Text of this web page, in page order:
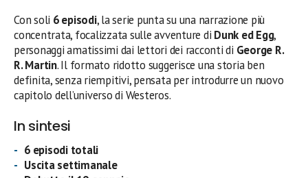
Con soli 6 episodi, la serie punta su una narrazione più
concentrata, focalizzata sulle avventure di Dunk ed Egg,
personaggi amatissimi dai lettori dei racconti di George R.
R. Martin. Il formato ridotto suggerisce una storia ben
definita, senza riempitivi, pensata per introdurre un nuovo
capitolo dell’universo di Westeros.
In sintesi
6 episodi totali
Uscita settimanale